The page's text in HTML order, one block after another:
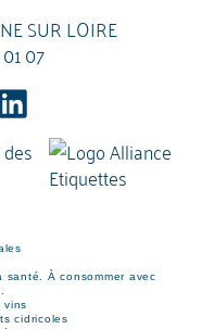
SUR LOIRE
07
santé. À consommer avec
vins
cidricoles